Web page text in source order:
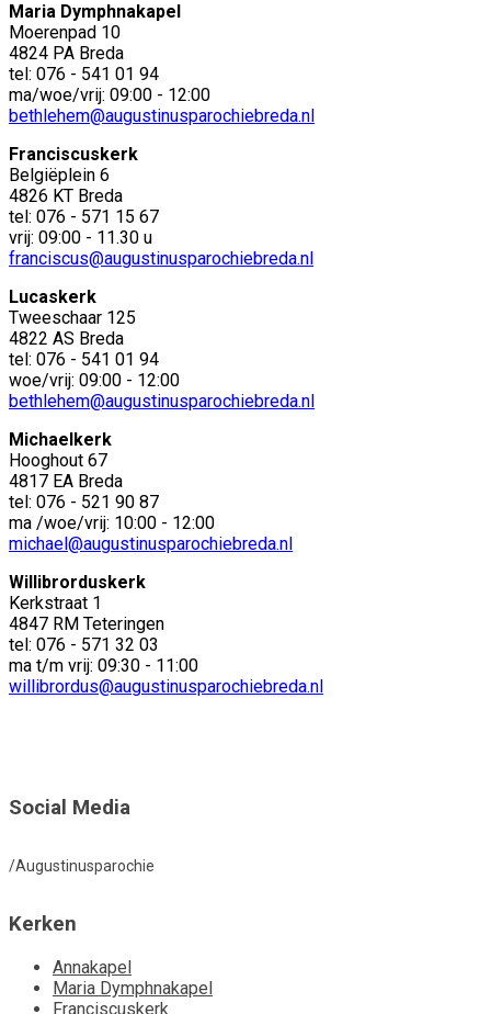
Maria Dymphnakapel
Moerenpad 10
4824 PA Breda
tel: 076 - 541 01 94
ma/woe/vrij: 09:00 - 12:00
bethlehem@augustinusparochiebreda.nl
Franciscuskerk
Belgiëplein 6
4826 KT Breda
tel: 076 - 571 15 67
vrij: 09:00 - 11.30 u
franciscus@augustinusparochiebreda.nl
Lucaskerk
Tweeschaar 125
4822 AS Breda
tel: 076 - 541 01 94
woe/vrij: 09:00 - 12:00
bethlehem@augustinusparochiebreda.nl
Michaelkerk
Hooghout 67
4817 EA Breda
tel: 076 - 521 90 87
ma /woe/vrij: 10:00 - 12:00
michael@augustinusparochiebreda.nl
Willibrorduskerk
Kerkstraat 1
4847 RM Teteringen
tel: 076 - 571 32 03
ma t/m vrij: 09:30 - 11:00
willibrordus@augustinusparochiebreda.nl
Social Media
/Augustinusparochie
Kerken
Annakapel
Maria Dymphnakapel
Franciscuskerk